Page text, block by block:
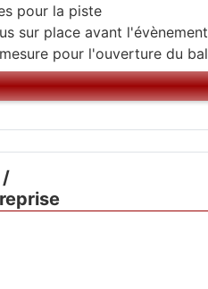
pour la piste
sur place avant l'évènement
pour l'ouverture du bal
/